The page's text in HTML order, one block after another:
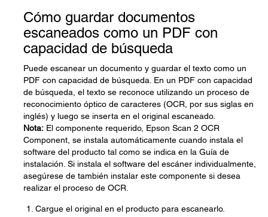
Cómo guardar documentos
escaneados como un PDF con
capacidad de búsqueda
Puede escanear un documento y guardar el texto como un
PDF con capacidad de búsqueda. En un PDF con capacidad
de búsqueda, el texto se reconoce utilizando un proceso de
reconocimiento óptico de caracteres (OCR, por sus siglas en
inglés) y luego se inserta en el original escaneado.
Nota: El componente requerido, Epson Scan 2 OCR
Component, se instala automáticamente cuando instala el
software del producto tal como se indica en la Guía de
instalación. Si instala el software del escáner individualmente,
asegúrese de también instalar este componente si desea
realizar el proceso de OCR.
Cargue el original en el producto para escanearlo.